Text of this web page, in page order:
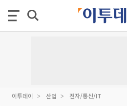
이투데이 산업 전자/통신/IT